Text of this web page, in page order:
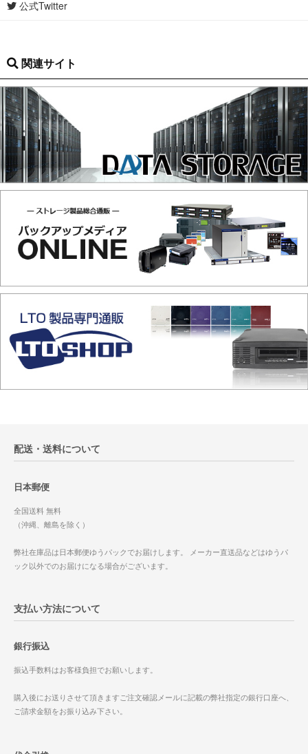
公式Twitter
関連サイト
配送・送料について
日本郵便
全国送料 無料
（沖縄、離島を除く）
弊社在庫品は日本郵便ゆうパックでお届けします。 メーカー直送品などはゆうパ
ック以外でのお届けになる場合がございます。
支払い方法について
銀行振込
振込手数料はお客様負担でお願いします。
購入後にお送りさせて頂きますご注文確認メールに記載の弊社指定の銀行口座へ、
ご請求金額をお振り込み下さい。